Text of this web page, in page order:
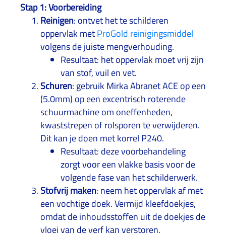
Stap 1: Voorbereiding
Reinigen: ontvet het te schilderen
oppervlak metProGold reinigingsmiddel
volgens de juiste mengverhouding.
Resultaat: het oppervlak moet vrij zijn
van stof, vuil en vet.
Schuren: gebruik Mirka Abranet ACE op een
(5.0mm) op een excentrisch roterende
schuurmachine om oneffenheden,
kwaststrepen of rolsporen te verwijderen.
Dit kan je doen met korrel P240.
Resultaat: deze voorbehandeling
zorgt voor een vlakke basis voor de
volgende fase van het schilderwerk.
Stofvrij maken: neem het oppervlak af met
een vochtige doek. Vermijd kleefdoekjes,
omdat de inhoudsstoffen uit de doekjes de
vloei van de verf kan verstoren.